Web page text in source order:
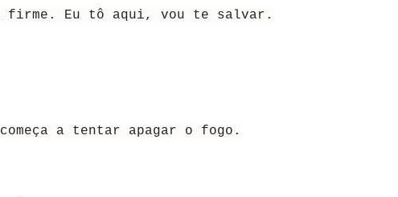
firme. Eu tô aqui, vou te salvar.
a tentar apagar o fogo.